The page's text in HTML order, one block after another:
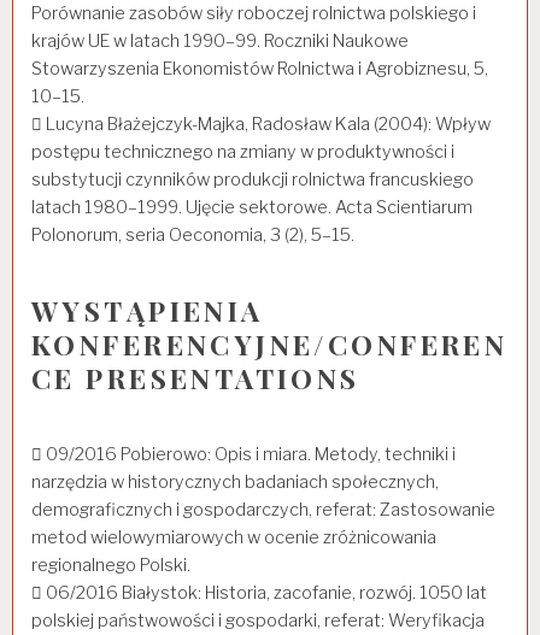
Porównanie zasobów siły roboczej rolnictwa polskiego i
krajów UE w latach 1990–99. Roczniki Naukowe
Stowarzyszenia Ekonomistów Rolnictwa i Agrobiznesu, 5,
10–15.
 Lucyna Błażejczyk-Majka, Radosław Kala (2004): Wpływ
postępu technicznego na zmiany w produktywności i
substytucji czynników produkcji rolnictwa francuskiego
latach 1980–1999. Ujęcie sektorowe. Acta Scientiarum
Polonorum, seria Oeconomia, 3 (2), 5–15.
WYSTĄPIENIA
KONFERENCYJNE/CONFEREN
CE PRESENTATIONS
 09/2016 Pobierowo: Opis i miara. Metody, techniki i
narzędzia w historycznych badaniach społecznych,
demograficznych i gospodarczych, referat: Zastosowanie
metod wielowymiarowych w ocenie zróżnicowania
regionalnego Polski.
 06/2016 Białystok: Historia, zacofanie, rozwój. 1050 lat
polskiej państwowości i gospodarki, referat: Weryfikacja